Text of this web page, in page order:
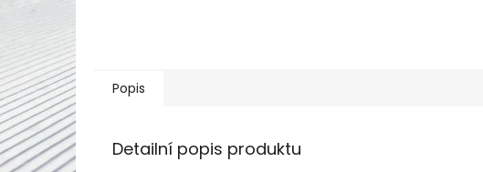
Popis
Detailní popis produktu